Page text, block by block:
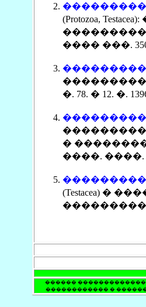
���������
(Protozoa,
���������
���� ���. 350
���������
���������
�. 78. � 12. �.
���������
� ������������
����. ����.
���������
(Testacea) �
��������� //
������
������������ �